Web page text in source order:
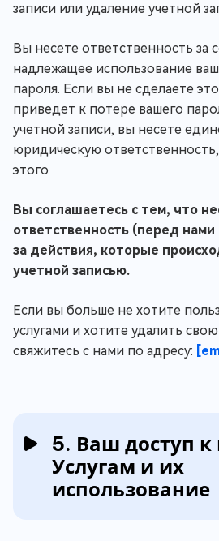
записи или удаление учетной
Вы несете ответственность за
надлежащее использование
пароля. Если вы не сделаете
приведет к потере вашего
учетной записи, вы несете
юридическую
этого.
Вы соглашаетесь с тем, что
ответственность (перед
за действия, которые
учетной записью.
Если вы больше не хотите
услугами и хотите удалить
свяжитесь с нами по адресу:
5. Ваш доступ
Услугам и их
использование